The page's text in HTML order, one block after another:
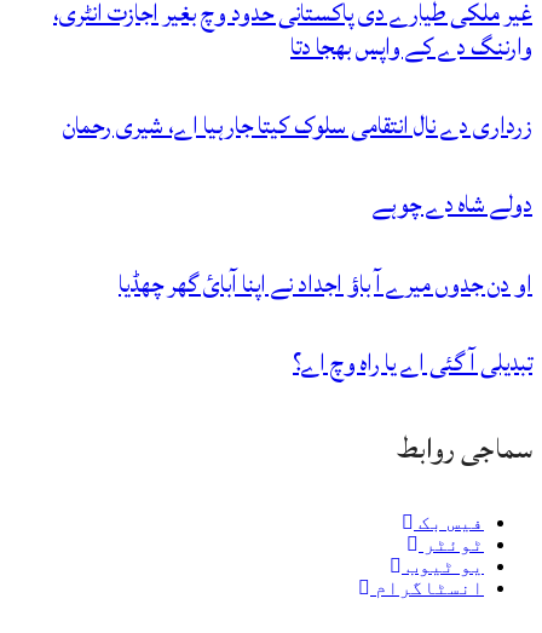
غیر ملکی طیارے دی پاکستانی حدود وچ بغیر اجازت انٹری،
وارننگ دے کے واپس بھجا دتا
زرداری دے نال انتقامی سلوک کیتا جارہیا اے، شیری رحمان
دولے شاہ دے چوہے
او دن جدوں میرے آ باؤ اجداد نے اپنا آبائ گھر چھڈیا
تبدیلی آ گئی اے یا راہ وچ اے؟
سماجی روابط
فیس بک
ٹوئٹر
یو ٹیوب
انسٹاگرام